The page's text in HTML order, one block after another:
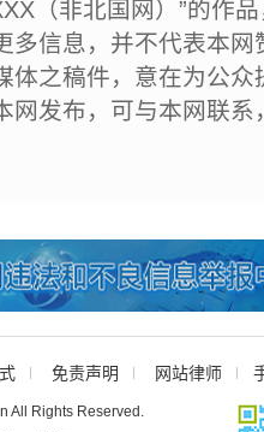
（非北国网）”的作
多信息，并不代表本
体之稿件，意在为公
网发布，可与本网联
免责声明 网站律师
All Rights Reserved.